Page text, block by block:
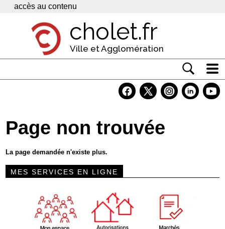
Panneau de gestion des cookies
accès au contenu
cholet.fr
Ville et Agglomération
Economie
Services
Contacts
Page non trouvée
La page demandée n'existe plus.
MES SERVICES EN LIGNE